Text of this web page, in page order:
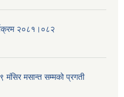
२०८१।०८२
मंसिर मसान्त सम्मको प्रगती